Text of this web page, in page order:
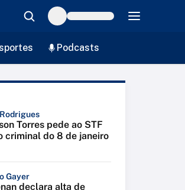
Podcasts
Torres pede ao STF
criminal do 8 de janeiro
Gayer
declara alta de